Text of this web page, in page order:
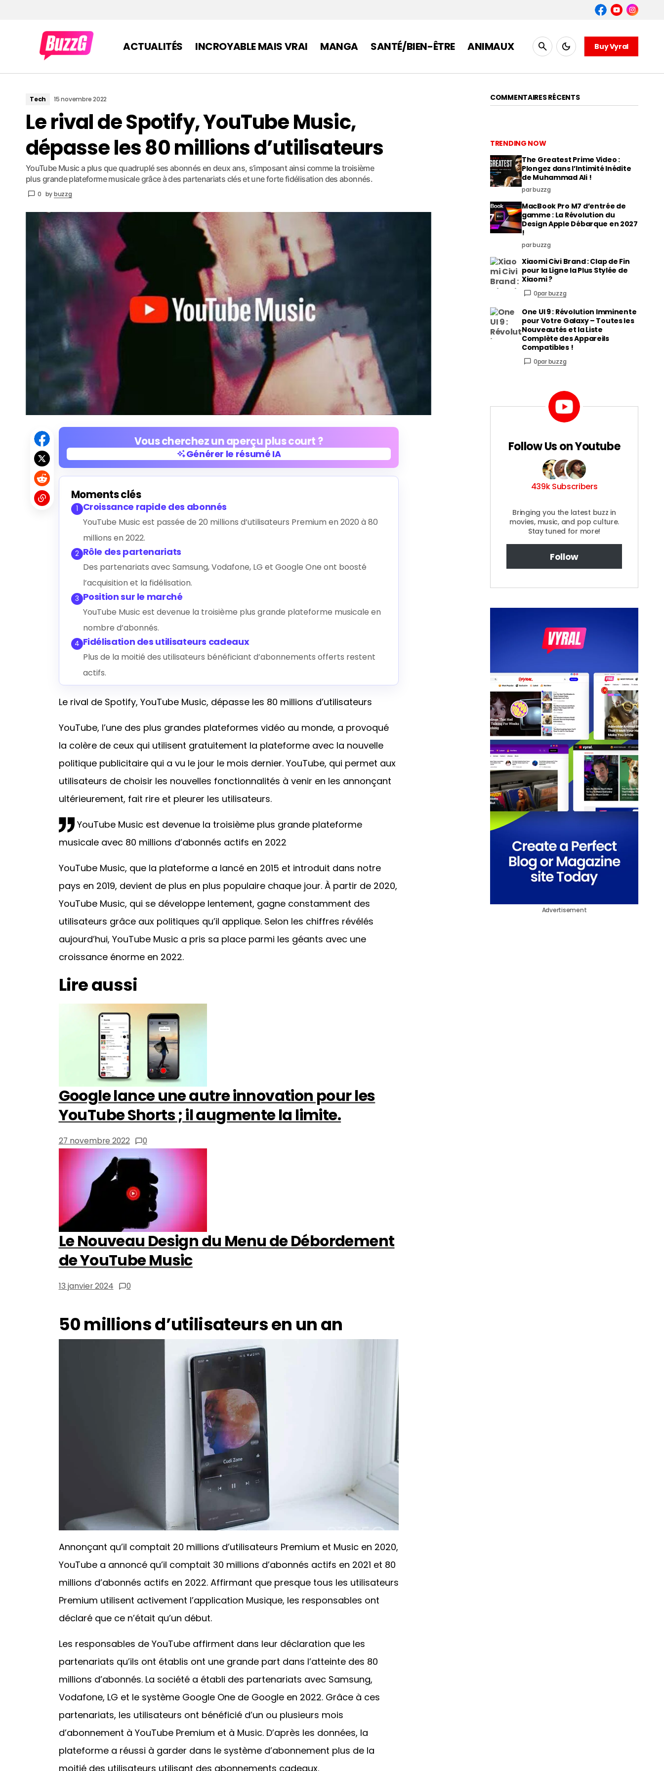
ACTUALITÉS INCROYABLE MAIS VRAI MANGA SANTÉ/BIEN-ÊTRE ANIMAUX Buy Vyral
Tech 15 novembre 2022
Le rival de Spotify, YouTube Music,
dépasse les 80 millions d’utilisateurs
YouTube Music a plus que quadruplé ses abonnés en deux ans, s’imposant ainsi comme la troisième
plus grande plateforme musicale grâce à des partenariats clés et une forte fidélisation des abonnés.
0 bybuzzg
Vous cherchez un aperçu plus court ?
Générer le résumé IA
Moments clés
1 Croissance rapide des abonnés
YouTube Music est passée de 20 millions d’utilisateurs Premium en 2020 à 80
millions en 2022.
2 Rôle des partenariats
Des partenariats avec Samsung, Vodafone, LG et Google One ont boosté
l’acquisition et la fidélisation.
3 Position sur le marché
YouTube Music est devenue la troisième plus grande plateforme musicale en
nombre d’abonnés.
4 Fidélisation des utilisateurs cadeaux
Plus de la moitié des utilisateurs bénéficiant d’abonnements offerts restent
actifs.
Le rival de Spotify, YouTube Music, dépasse les 80 millions d’utilisateurs
YouTube, l’une des plus grandes plateformes vidéo au monde, a provoqué
la colère de ceux qui utilisent gratuitement la plateforme avec la nouvelle
politique publicitaire qui a vu le jour le mois dernier. YouTube, qui permet aux
utilisateurs de choisir les nouvelles fonctionnalités à venir en les annonçant
ultérieurement, fait rire et pleurer les utilisateurs.
YouTube Music est devenue la troisième plus grande plateforme
musicale avec 80 millions d’abonnés actifs en 2022
YouTube Music, que la plateforme a lancé en 2015 et introduit dans notre
pays en 2019, devient de plus en plus populaire chaque jour. À partir de 2020,
YouTube Music, qui se développe lentement, gagne constamment des
utilisateurs grâce aux politiques qu’il applique. Selon les chiffres révélés
aujourd’hui, YouTube Music a pris sa place parmi les géants avec une
croissance énorme en 2022.
Lire aussi
Google lance une autre innovation pour les
YouTube Shorts ; il augmente la limite.
27 novembre 2022 0
Le Nouveau Design du Menu de Débordement
de YouTube Music
13 janvier 2024 0
50 millions d’utilisateurs en un an
Annonçant qu’il comptait 20 millions d’utilisateurs Premium et Music en 2020,
YouTube a annoncé qu’il comptait 30 millions d’abonnés actifs en 2021 et 80
millions d’abonnés actifs en 2022. Affirmant que presque tous les utilisateurs
Premium utilisent activement l’application Musique, les responsables ont
déclaré que ce n’était qu’un début.
Les responsables de YouTube affirment dans leur déclaration que les
partenariats qu’ils ont établis ont une grande part dans l’atteinte des 80
millions d’abonnés. La société a établi des partenariats avec Samsung,
Vodafone, LG et le système Google One de Google en 2022. Grâce à ces
partenariats, les utilisateurs ont bénéficié d’un ou plusieurs mois
d’abonnement à YouTube Premium et à Music. D’après les données, la
plateforme a réussi à garder dans le système d’abonnement plus de la
moitié des utilisateurs utilisant des abonnements cadeaux.
COMMENTAIRES RÉCENTS
TRENDING NOW
The Greatest Prime Video :
Plongez dans l’Intimité Inédite
de Muhammad Ali !
par buzzg
MacBook Pro M7 d’entrée de
gamme : La Révolution du
Design Apple Débarque en 2027
!
par buzzg
Xiaomi Civi Brand : Clap de Fin
pour la Ligne la Plus Stylée de
Xiaomi ?
0par buzzg
One UI 9 : Révolution Imminente
pour Votre Galaxy – Toutes les
Nouveautés et la Liste
Complète des Appareils
Compatibles !
0par buzzg
Follow Us on Youtube
439k Subscribers
Bringing you the latest buzz in
movies, music, and pop culture.
Stay tuned for more!
Follow
Advertisement